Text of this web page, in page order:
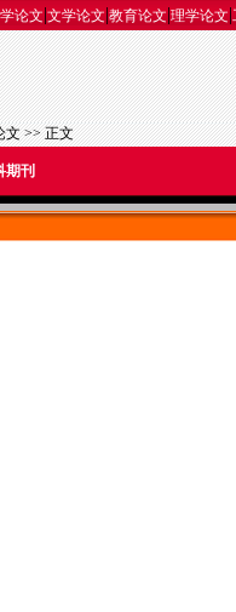
论文|文学论文|教育论文|理学论文|
文>> 正文
期刊